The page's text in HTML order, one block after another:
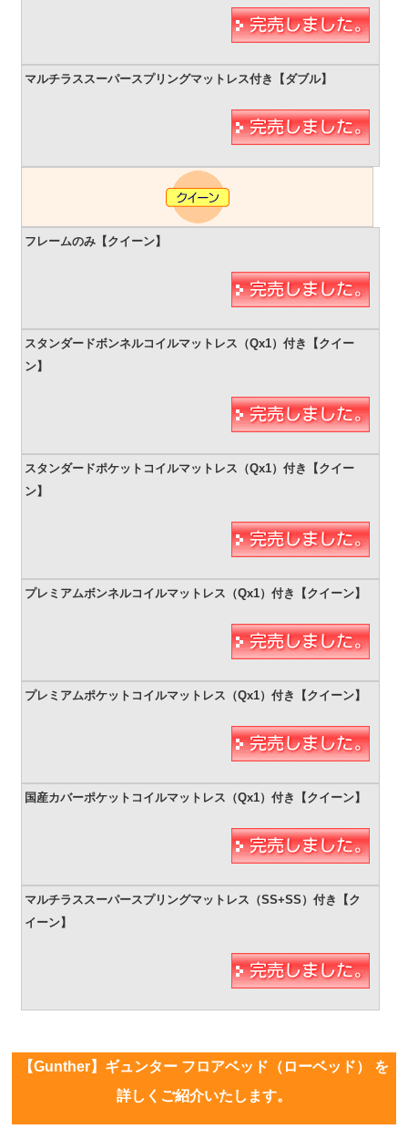
【Gunther】ギュンター フロアベッド（ローベッド） を
詳しくご紹介いたします。